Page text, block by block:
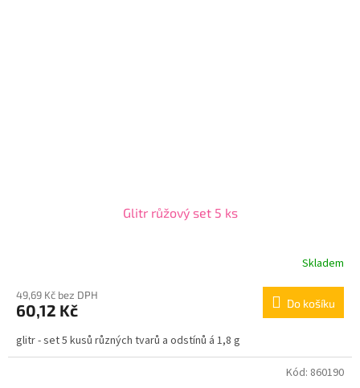
Glitr růžový set 5 ks
Skladem
49,69 Kč bez DPH
60,12 Kč Do košíku
glitr - set 5 kusů různých tvarů a odstínů á 1,8 g
Kód: 860190